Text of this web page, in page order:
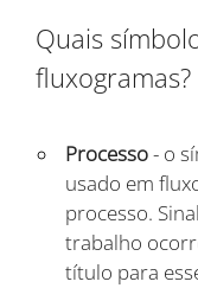
Quais
fluxogramas?
Processo- o
usado em
processo.
trabalho
título para